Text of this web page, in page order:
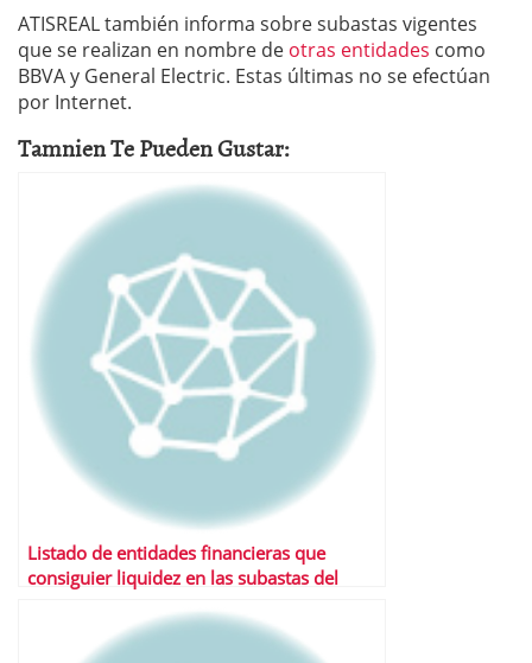
ATISREAL también informa sobre subastas vigentes
que se realizan en nombre de otras entidades como
BBVA y General Electric. Estas últimas no se efectúan
por Internet.
Tamnien Te Pueden Gustar:
Listado de entidades financieras que
consiguier liquidez en las subastas del
Financieros (FAAF)